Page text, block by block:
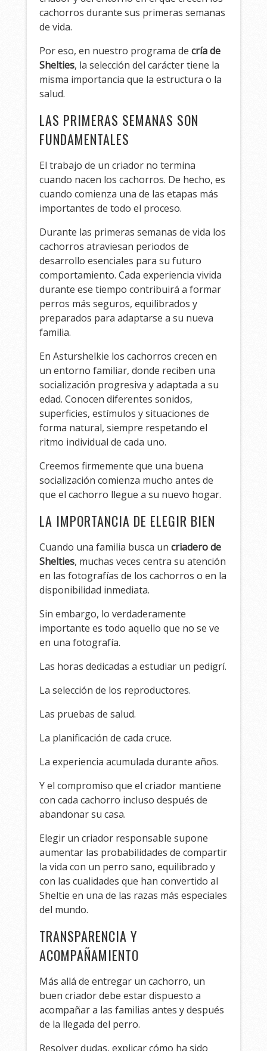
cachorros durante sus primeras semanas
de vida.
Por eso, en nuestro programa decría de
Shelties, la selección del carácter tiene la
misma importancia que la estructura o la
salud.
LAS PRIMERAS SEMANAS SON
FUNDAMENTALES
El trabajo de un criador no termina
cuando nacen los cachorros. De hecho, es
cuando comienza una de las etapas más
importantes de todo el proceso.
Durante las primeras semanas de vida los
cachorros atraviesan periodos de
desarrollo esenciales para su futuro
comportamiento. Cada experiencia vivida
durante ese tiempo contribuirá a formar
perros más seguros, equilibrados y
preparados para adaptarse a su nueva
familia.
En Asturshelkie los cachorros crecen en
un entorno familiar, donde reciben una
socialización progresiva y adaptada a su
edad. Conocen diferentes sonidos,
superficies, estímulos y situaciones de
forma natural, siempre respetando el
ritmo individual de cada uno.
Creemos firmemente que una buena
socialización comienza mucho antes de
que el cachorro llegue a su nuevo hogar.
LA IMPORTANCIA DE ELEGIR BIEN
Cuando una familia busca uncriadero de
Shelties, muchas veces centra su atención
en las fotografías de los cachorros o en la
disponibilidad inmediata.
Sin embargo, lo verdaderamente
importante es todo aquello que no se ve
en una fotografía.
Las horas dedicadas a estudiar un pedigrí.
La selección de los reproductores.
Las pruebas de salud.
La planificación de cada cruce.
La experiencia acumulada durante años.
Y el compromiso que el criador mantiene
con cada cachorro incluso después de
abandonar su casa.
Elegir un criador responsable supone
aumentar las probabilidades de compartir
la vida con un perro sano, equilibrado y
con las cualidades que han convertido al
Sheltie en una de las razas más especiales
del mundo.
TRANSPARENCIA Y
ACOMPAÑAMIENTO
Más allá de entregar un cachorro, un
buen criador debe estar dispuesto a
acompañar a las familias antes y después
de la llegada del perro.
Resolver dudas, explicar cómo ha sido